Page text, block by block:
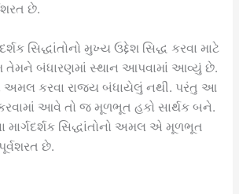
છે.
સિદ્ધાંતોનો મુખ્ય ઉદ્દેશ સિદ્ધ કરવા માટે
બંધારણમાં સ્થાન આપવામાં આવ્યું છે.
અમલ કરવા રાજ્ય બંધાયેલું નથી. પરંતુ આ
આવે તો જ મૂળભૂત હકો સાર્થક બને.
માર્ગદર્શક સિદ્ધાંતોનો અમલ એ મૂળભૂત
છે.